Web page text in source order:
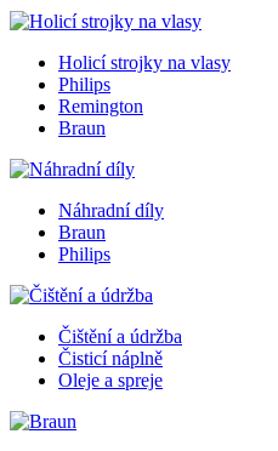
Holicí strojky na vlasy
Philips
Remington
Braun
Náhradní díly
Braun
Philips
Čištění a údržba
Čisticí náplně
Oleje a spreje